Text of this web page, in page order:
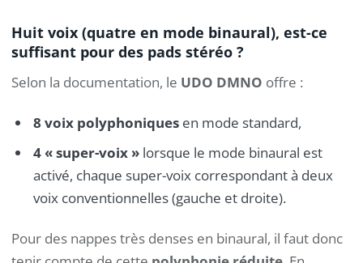
Huit voix (quatre en mode binaural), est-ce
suffisant pour des pads stéréo ?
Selon la documentation, le UDO DMNO offre :
8 voix polyphoniquesen mode standard,
4 « super-voix »lorsque le mode binaural est
activé, chaque super-voix correspondant à deux
voix conventionnelles (gauche et droite).
Pour des nappes très denses en binaural, il faut donc